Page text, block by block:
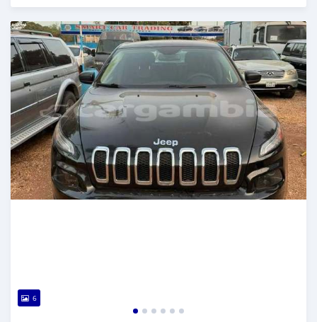
تم النشر منذ أكثر من سنة مضت
6